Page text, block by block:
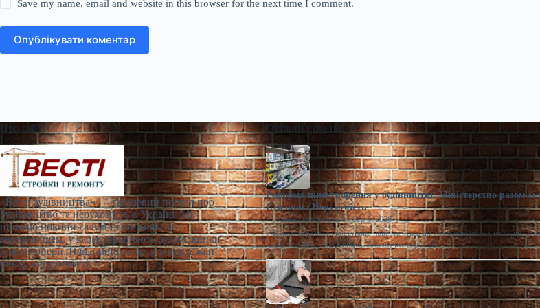
Save my name, email and website in this browser for the next time I comment.
Опублікувати коментар
Про сайт
«Весті будівництва» — галузевий портал про
будівництво та нерухомість в Україні. Ми
пишемо новини галузі та стежимо за
середовищем, у якому працюють будівельники
й девелопери. Наша мета — бути в курсі змін
ринку нерухомості.
Останні новини
Реформа ціноутворення у будівництві: Міністерство разом
Столична Нерухомість
Ганна Герасименко
Сер 5, 2026
> Наразі показники поступово повертаються до рівня попередніх періодів.
ціноутворення у будівництві Забезпечити прозоре